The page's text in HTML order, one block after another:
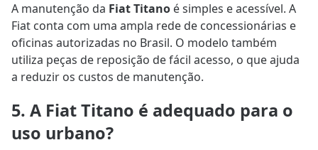
A manutenção da Fiat Titano é simples e acessível. A
Fiat conta com uma ampla rede de concessionárias e
oficinas autorizadas no Brasil. O modelo também
utiliza peças de reposição de fácil acesso, o que ajuda
a reduzir os custos de manutenção.
5. A Fiat Titano é adequado para o
uso urbano?